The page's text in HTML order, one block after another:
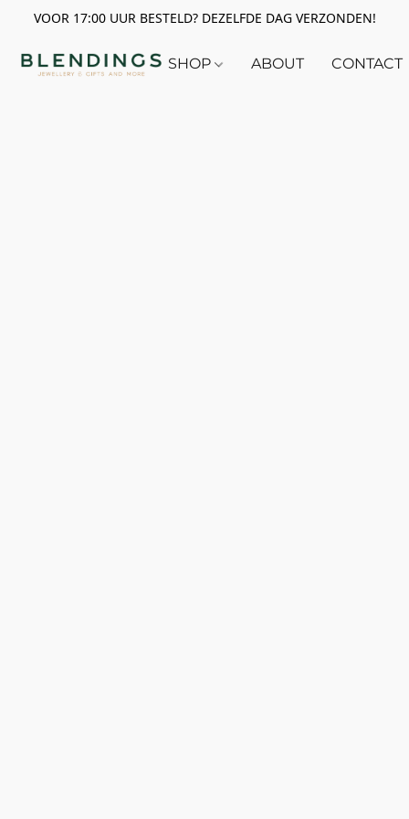
VOOR 17:00 UUR BESTELD? DEZELFDE DAG VERZONDEN!
SHOP ABOUT CONTACT